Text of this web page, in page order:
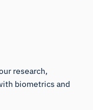
research,
biometrics and